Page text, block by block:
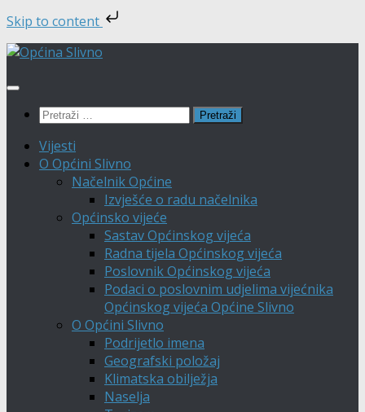
Skip to content
Skip
content
Pretraži:
Vijesti
O Općini Slivno
Načelnik Općine
Izvješće o radu načelnika
Općinsko vijeće
Sastav Općinskog vijeća
Radna tijela Općinskog vijeća
Poslovnik Općinskog vijeća
Podaci o poslovnim udjelima vijećnika
Općinskog vijeća Općine Slivno
O Općini Slivno
Podrijetlo imena
Geografski položaj
Klimatska obilježja
Naselja